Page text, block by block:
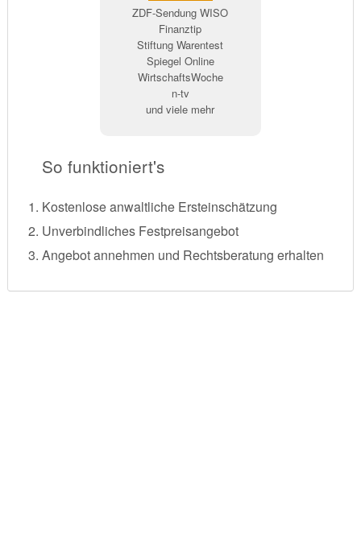
ZDF-Sendung WISO
Finanztip
Stiftung Warentest
Spiegel Online
WirtschaftsWoche
n-tv
und viele mehr
So funktioniert's
Kostenlose anwaltliche Ersteinschätzung
Unverbindliches Festpreisangebot
Angebot annehmen und Rechtsberatung erhalten